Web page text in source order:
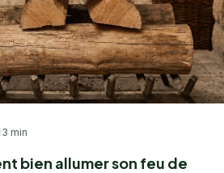
3 min
bien allumer son feu de